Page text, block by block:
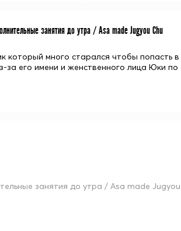
занятия до утра / Asa made Jugyou Chu
который много старался чтобы попасть
за его имени и женственного лица Юки
занятия до утра / Asa made Jugyou